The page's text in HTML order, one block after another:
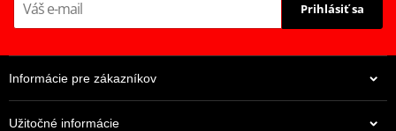
Prihlásiť sa
Informácie pre zákazníkov
Užitočné informácie